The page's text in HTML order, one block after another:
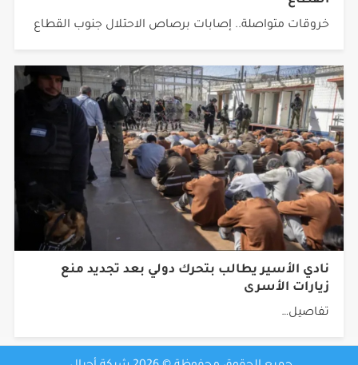
خروقات متواصلة.. إصابات برصاص الاحتلال جنوب القطاع
نادي الأسير يطالب بتحرك دولي بعد تجديد منع
زيارات الأسرى
تفاصيل…